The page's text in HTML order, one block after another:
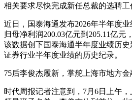
相关要求尽快完成新任总裁的选聘工
近日，国泰海通发布2026年半年度
归母净利润200.03亿元到205.11亿元
该数据创下国泰海通半年度业绩历
证券行业半年度业绩的历史纪录。
75后李俊杰履新，掌舵上海市地方金
时代周报记者注意到，7月6日上午